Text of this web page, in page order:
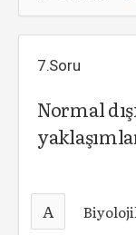
7.Soru
Normal
A